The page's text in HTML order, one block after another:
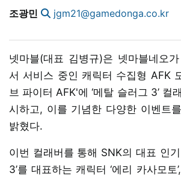
조광민 jgm21@gamedonga.co.kr
넷마블(대표 김병규)은 넷마블네오
서 서비스 중인 캐릭터 수집형 AFK
브 파이터 AFK'에 ‘메탈 슬러그 3’ 컬
시하고, 이를 기념한 다양한 이벤트
밝혔다.
이번 컬래버를 통해 SNK의 대표 인기
3’를 대표하는 캐릭터 ‘에리 카사모토’,